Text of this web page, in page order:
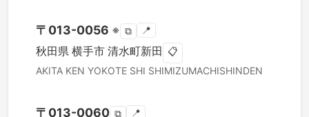
〒 013-0056 ※ ⧉ 📍
秋田県 横手市 清水町新田 📋
AKITA KEN YOKOTE SHI SHIMIZUMACHISHINDEN
〒 013-0060 ⧉ 📍